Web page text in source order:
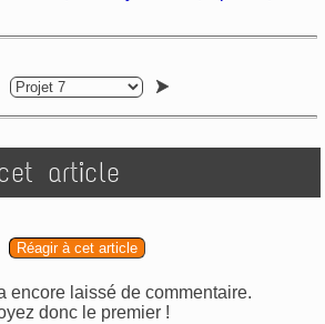
article
Réagir à cet article
encore laissé de commentaire.
donc le premier !